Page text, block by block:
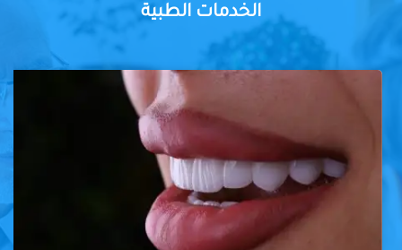
الخدمات الطبية